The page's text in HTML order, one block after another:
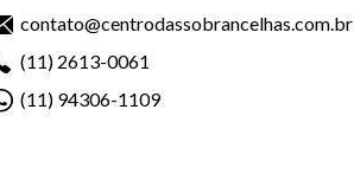
contato@centrodassobrancelhas.com.br
(11) 2613-0061
(11) 94306-1109